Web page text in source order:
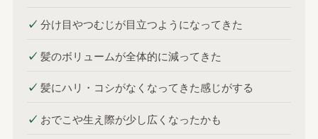
✓ 分け目やつむじが目立つようになってきた
✓ 髪のボリュームが全体的に減ってきた
✓ 髪にハリ・コシがなくなってきた感じがする
✓ おでこや生え際が少し広くなったかも